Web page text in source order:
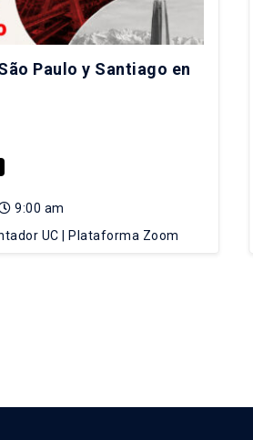
Paulo y Santiago en
9:00 am
UC | Plataforma Zoom